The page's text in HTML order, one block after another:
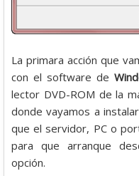
La primara acción que
con el software de
lector DVD-ROM de la
donde vayamos a
que el servidor, PC o
para que arranque
opción.